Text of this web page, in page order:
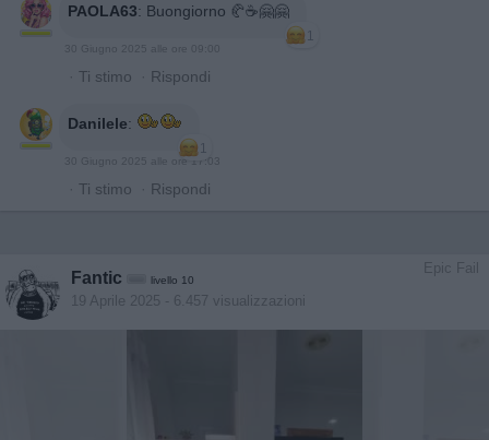
PAOLA63: Buongiorno 🥐☕🤗🤗
1
30 Giugno 2025 alle ore 09:00
· Ti stimo · Rispondi
Danilele:
1
30 Giugno 2025 alle ore 17:03
· Ti stimo · Rispondi
Epic Fail
Fantic livello 10
19 Aprile 2025 - 6.457 visualizzazioni